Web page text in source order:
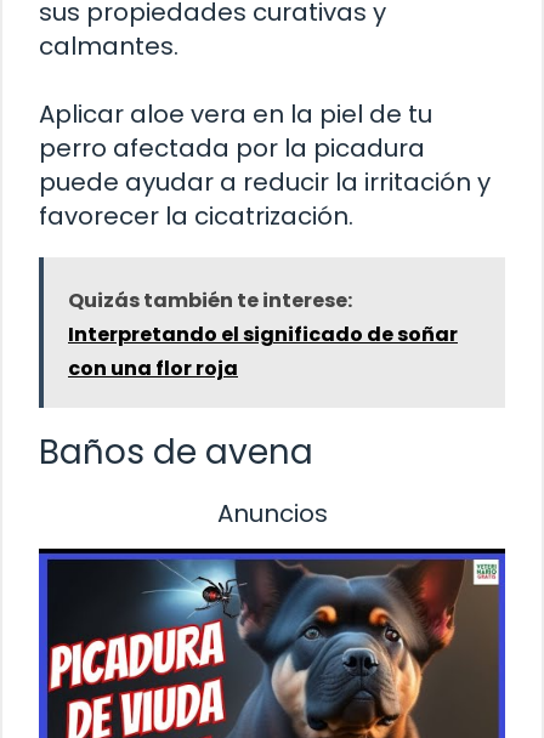
sus propiedades curativas y
calmantes.
Aplicar aloe vera en la piel de tu
perro afectada por la picadura
puede ayudar a reducir la irritación y
favorecer la cicatrización.
Quizás también te interese:
Interpretando el significado de soñar
con una flor roja
Baños de avena
Anuncios